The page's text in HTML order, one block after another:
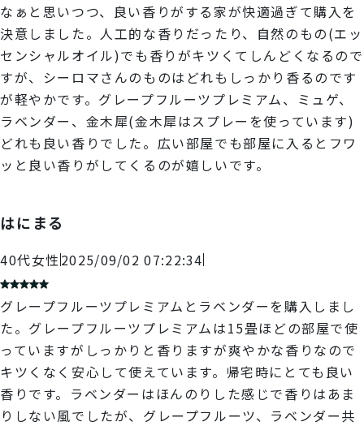
なぁと思いつつ、良い香りがする家が快適過ぎて購入を
決意しました。人工的な香りだったり、自然のもの(エッ
センシャルオイル)でも香りがキツくてしんどくなるので
すが、シーロマさんのものはどれもしっかり香るのです
が軽やかです。グレープフルーツプレミアム、ミュゲ、
ラベンダー、金木犀(金木犀はスプレーを使っています)
どれも良い香りでした。広い部屋でも部屋に入るとフワ
ッと良い香りがしてくるのが嬉しいです。
はにまる
40代女性2025/09/02 07:22:34
グレープフルーツプレミアムとラベンダーを購入しまし
た。グレープフルーツプレミアムは15畳ほどの部屋で使
っていますがしっかりと香りますが爽やかな香りなので
キツくなく安心して使えています。帰宅時にとても良い
香りです。ラベンダーはほんのりした感じで香りはあま
りしない風でしたが、グレープフルーツ、ラベンダー共